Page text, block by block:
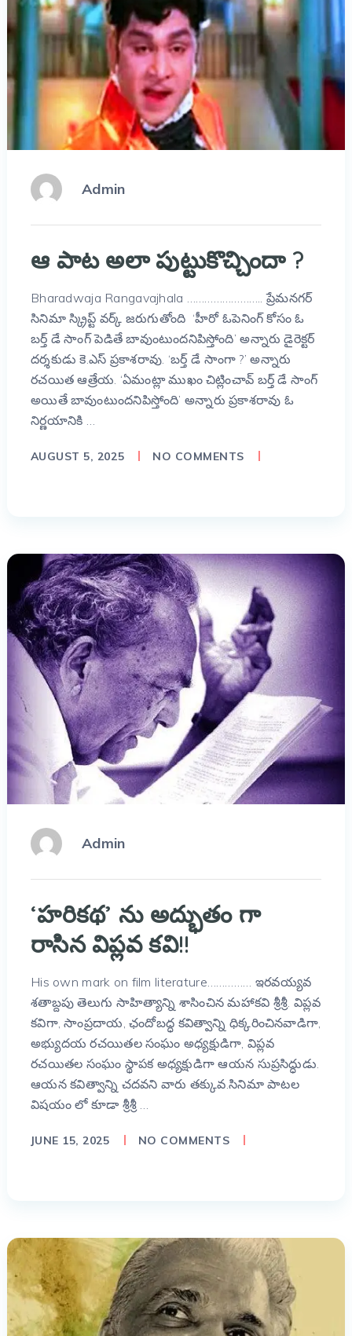
Admin
ఆ పాట అలా పుట్టుకొచ్చిందా ?
Bharadwaja Rangavajhala …………………….. ప్రేమనగర్
సినిమా స్క్రిప్ట్ వర్క్ జరుగుతోంది ‘హీరో ఓపెనింగ్ కోసం ఓ
బర్త్ డే సాంగ్ పెడితే బావుంటుందనిపిస్తోంది’ అన్నారు డైరెక్టర్
దర్శకుడు కె.ఎస్ ప్రకాశరావు. ‘బర్త్ డే సాంగా ?’ అన్నారు
రచయిత ఆత్రేయ. ‘ఏమంట్లా ముఖం చిట్లించావ్ బర్త్ డే సాంగ్
అయితే బావుంటుందనిపిస్తోంది’ అన్నారు ప్రకాశరావు ఓ
నిర్ణయానికి …
AUGUST 5, 2025 NO COMMENTS
Admin
‘హరికథ’ ను అద్భుతం గా
రాసిన విప్లవ కవి!!
His own mark on film literature…………… ఇరవయ్యవ
శతాబ్దపు తెలుగు సాహిత్యాన్ని శాసించిన మహాకవి శ్రీశ్రీ. విప్లవ
కవిగా, సాంప్రదాయ, ఛందోబద్ధ కవిత్వాన్ని ధిక్కరించినవాడిగా,
అభ్యుదయ రచయితల సంఘం అధ్యక్షుడిగా, విప్లవ
రచయితల సంఘం స్థాపక అధ్యక్షుడిగా ఆయన సుప్రసిద్ధుడు.
ఆయన కవిత్వాన్ని చదవని వారు తక్కువ.సినిమా పాటల
విషయం లో కూడా శ్రీశ్రీ …
JUNE 15, 2025 NO COMMENTS